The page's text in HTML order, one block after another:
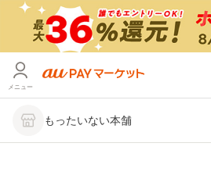
メニュー
もったいない本舗